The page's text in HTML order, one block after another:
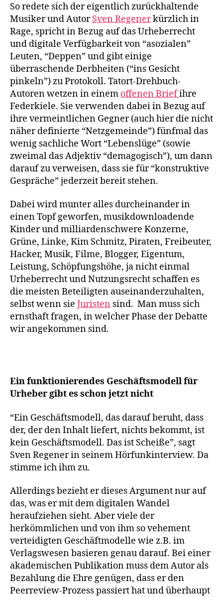
So redete sich der eigentlich zurückhaltende
Musiker und AutorSven Regenerkürzlich in
Rage, spricht in Bezug auf das Urheberrecht
und digitale Verfügbarkeit von “asozialen”
Leuten, “Deppen” und gibt einige
überraschende Derbheiten (“ins Gesicht
pinkeln”) zu Protokoll. Tatort-Drehbuch-
Autoren wetzen in einem offenen Briefihre
Federkiele. Sie verwenden dabei in Bezug auf
ihre vermeintlichen Gegner (auch hier die nicht
näher definierte “Netzgemeinde”) fünfmal das
wenig sachliche Wort “Lebenslüge” (sowie
zweimal das Adjektiv “demagogisch”), um dann
darauf zu verweisen, dass sie für “konstruktive
Gespräche” jederzeit bereit stehen.
Dabei wird munter alles durcheinander in
einen Topf geworfen, musikdownloadende
Kinder und milliardenschwere Konzerne,
Grüne, Linke, Kim Schmitz, Piraten, Freibeuter,
Hacker, Musik, Filme, Blogger, Eigentum,
Leistung, Schöpfungshöhe, ja nicht einmal
Urheberrecht und Nutzungsrecht schaffen es
die meisten Beteiligten auseinanderzuhalten,
selbst wenn sie Juristen sind. Man muss sich
ernsthaft fragen, in welcher Phase der Debatte
wir angekommen sind.
Ein funktionierendes Geschäftsmodell für
Urheber gibt es schon jetzt nicht
“Ein Geschäftsmodell, das darauf beruht, dass
der, der den Inhalt liefert, nichts bekommt, ist
kein Geschäftsmodell. Das ist Scheiße”, sagt
Sven Regener in seinem Hörfunkinterview. Da
stimme ich ihm zu.
Allerdings bezieht er dieses Argument nur auf
das, was er mit dem digitalen Wandel
heraufziehen sieht. Aber viele der
herkömmlichen und von ihm so vehement
verteidigten Geschäftmodelle wie z.B. im
Verlagswesen basieren genau darauf. Bei einer
akademischen Publikation muss dem Autor als
Bezahlung die Ehre genügen, dass er den
Peerreview-Prozess passiert hat und überhaupt